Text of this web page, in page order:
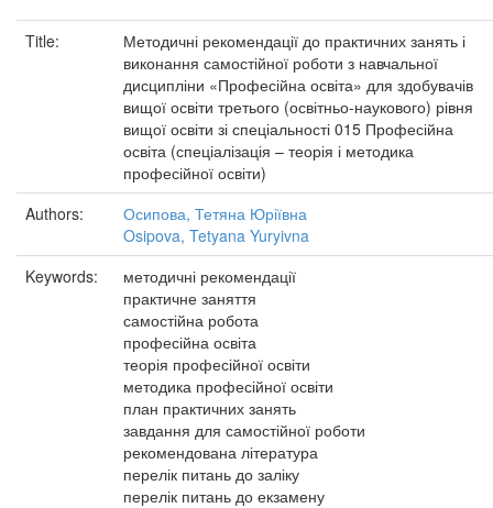
Title:
Методичні рекомендації до практичних занять і
виконання самостійної роботи з навчальної
дисципліни «Професійна освіта» для здобувачів
вищої освіти третього (освітньо-наукового) рівня
вищої освіти зі спеціальності 015 Професійна
освіта (спеціалізація – теорія і методика
професійної освіти)
Authors:
Осипова, Тетяна Юріївна
Osipova, Tetyana Yuryivna
Keywords:
методичні рекомендації
практичне заняття
самостійна робота
професійна освіта
теорія професійної освіти
методика професійної освіти
план практичних занять
завдання для самостійної роботи
рекомендована література
перелік питань до заліку
перелік питань до екзамену